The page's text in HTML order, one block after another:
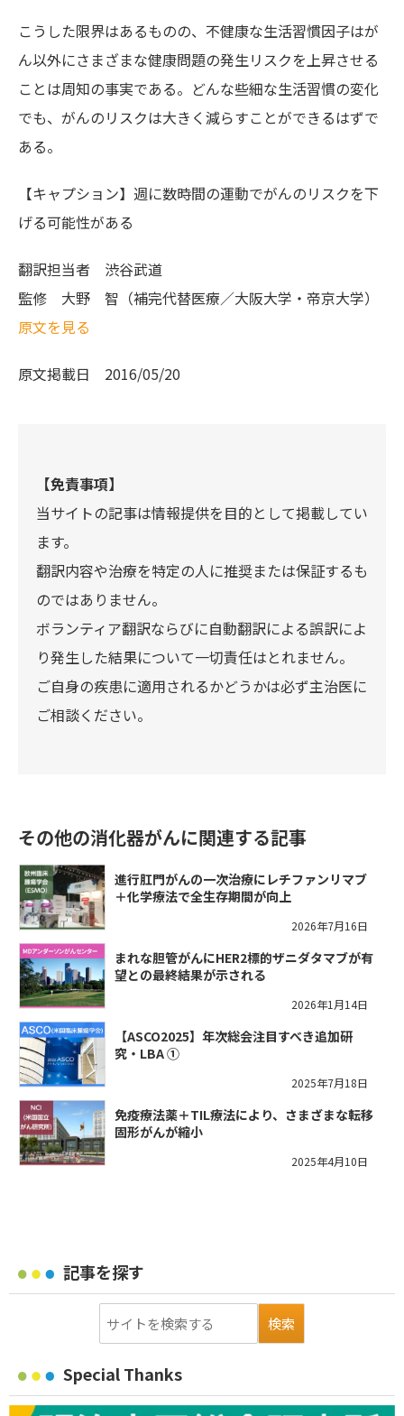
こうした限界はあるものの、不健康な生活習慣因子はが
ん以外にさまざまな健康問題の発生リスクを上昇させる
ことは周知の事実である。どんな些細な生活習慣の変化
でも、がんのリスクは大きく減らすことができるはずで
ある。
【キャプション】週に数時間の運動でがんのリスクを下
げる可能性がある
翻訳担当者 渋谷武道
監修 大野 智（補完代替医療／大阪大学・帝京大学）
原文を見る
原文掲載日 2016/05/20
【免責事項】
当サイトの記事は情報提供を目的として掲載してい
ます。
翻訳内容や治療を特定の人に推奨または保証するも
のではありません。
ボランティア翻訳ならびに自動翻訳による誤訳によ
り発生した結果について一切責任はとれません。
ご自身の疾患に適用されるかどうかは必ず主治医に
ご相談ください。
その他の消化器がんに関連する記事
進行肛門がんの一次治療にレチファンリマブ
＋化学療法で全生存期間が向上
2026年7月16日
まれな胆管がんにHER2標的ザニダタマブが有
望との最終結果が示される
2026年1月14日
【ASCO2025】年次総会注目すべき追加研
究・LBA ①
2025年7月18日
免疫療法薬＋TIL療法により、さまざまな転移
固形がんが縮小
2025年4月10日
記事を探す
Special Thanks